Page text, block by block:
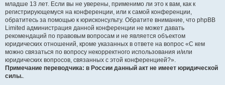
младше 13 лет. Если вы не уверены, применимо ли это к вам, как к
регистрирующемуся на конференции, или к самой конференции,
обратитесь за помощью к юрисконсульту. Обратите внимание, что phpBB
Limited администрация данной конференции не может давать
рекомендаций по правовым вопросам и не является объектом
юридических отношений, кроме указанных в ответе на вопрос «С кем
можно связаться по вопросу некорректного использования и/или
юридических вопросов, связанных с этой конференцией?».
Примечание переводчика: в России данный акт не имеет юридической
силы..